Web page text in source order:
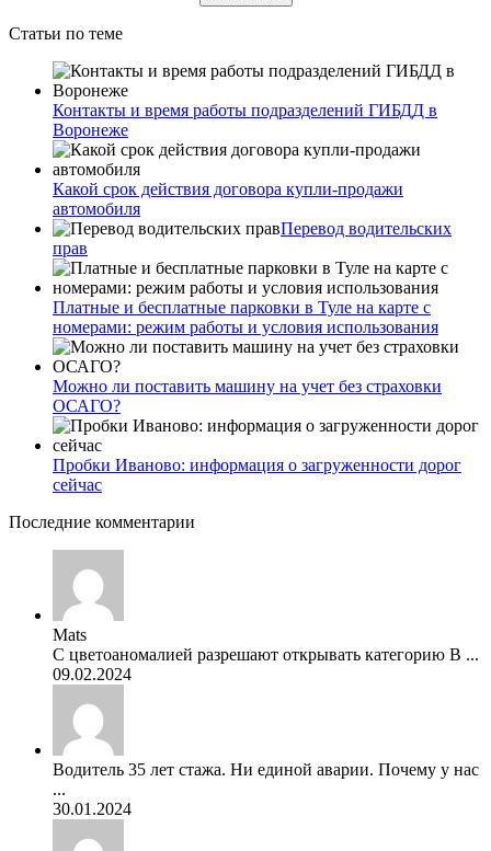
Статьи по теме
Контакты и время работы подразделений ГИБДД в
Воронеже
Какой срок действия договора купли-продажи
автомобиля
Перевод водительских
прав
Платные и бесплатные парковки в Туле на карте с
номерами: режим работы и условия использования
Можно ли поставить машину на учет без страховки
ОСАГО?
Пробки Иваново: информация о загруженности дорог
сейчас
Последние комментарии
Mats
С цветоаномалией разрешают открывать категорию В ...
09.02.2024
Водитель 35 лет стажа. Ни единой аварии. Почему у нас
...
30.01.2024